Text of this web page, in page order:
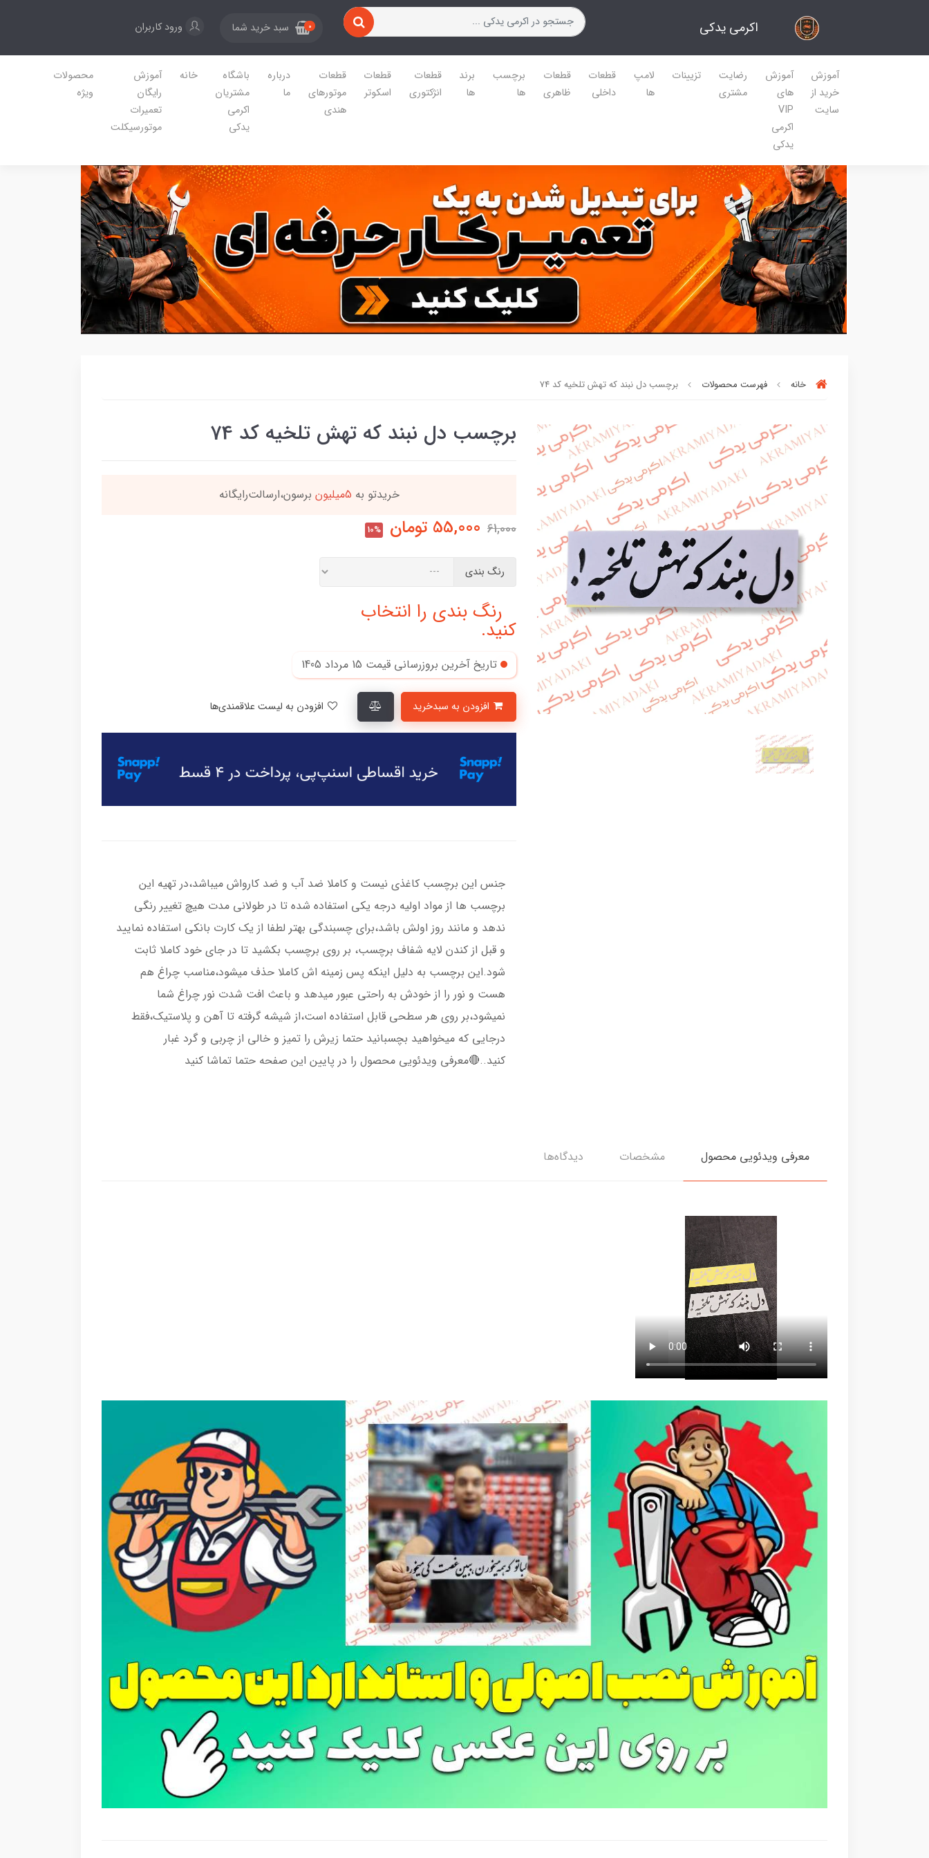
اکرمی یدکی 0 سبد خرید شما ورود کاربران
آموزش
خرید از
سایت
آموزش
های
VIP
اکرمی
یدکی
رضایت
مشتری
تزیینات
لامپ
ها
قطعات
داخلی
قطعات
ظاهری
برچسب
ها
برند
ها
قطعات
انژکتوری
قطعات
اسکوتر
قطعات
موتورهای
هندی
درباره
ما
باشگاه
مشتریان
اکرمی
یدکی
خانه
آموزش
رایگان
تعمیرات
موتورسیکلت
محصولات
ویژه
خانه فهرست محصولات برچسب دل نبند که تهش تلخیه کد 74
برچسب دل نبند که تهش تلخیه کد 74
بسته ها سرموقع (بدون‌تاخیر)ارسال میگردد خریدتو به 5میلیون برسون،ارسالت‌رایگانه
61,000
55,000 تومان 10%
رنگ بندی
رنگ بندی را انتخاب
کنید.
تاریخ آخرین بروزرسانی قیمت 15 مرداد 1405
جنس این برچسب کاغذی نیست و کاملا ضد آب و ضد کارواش میباشد،در تهیه این
برچسب ها از مواد اولیه درجه یکی استفاده شده تا در طولانی مدت هیچ تغییر رنگی
ندهد و مانند روز اولش باشد،برای چسبندگی بهتر لطفا از یک کارت بانکی استفاده نمایید
و قبل از کندن لایه شفاف برچسب، بر روی برچسب بکشید تا در جای خود کاملا ثابت
شود.این برچسب به دلیل اینکه پس زمینه اش کاملا حذف میشود،مناسب چراغ هم
هست و نور را از خودش به راحتی عبور میدهد و باعث افت شدت نور چراغ شما
نمیشود،بر روی هر سطحی قابل استفاده است،از شیشه گرفته تا آهن و پلاستیک،فقط
درجایی که میخواهید بچسبانید حتما زیرش را تمیز و خالی از چربی و گرد غبار
کنید..🔴معرفی ویدئویی محصول را در پایین این صفحه حتما تماشا کنید
معرفی ویدئویی محصول مشخصات دیدگاه‌ها